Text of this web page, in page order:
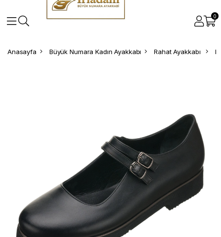
0
Anasayfa Büyük Numara Kadın Ayakkabı Rahat Ayakkabı